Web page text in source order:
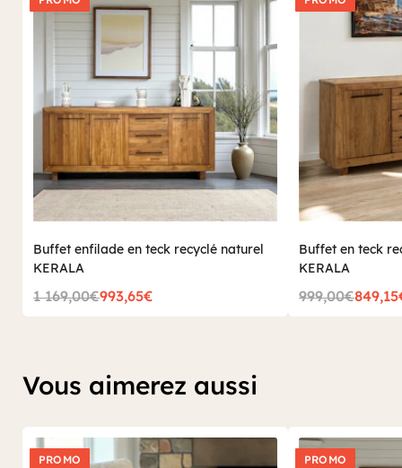
Buffet enfilade en teck recyclé naturel
KERALA
1 169,00€993,65€
Buffet en teck
KERALA
999,00€
Vous aimerez aussi
PROMO PROMO